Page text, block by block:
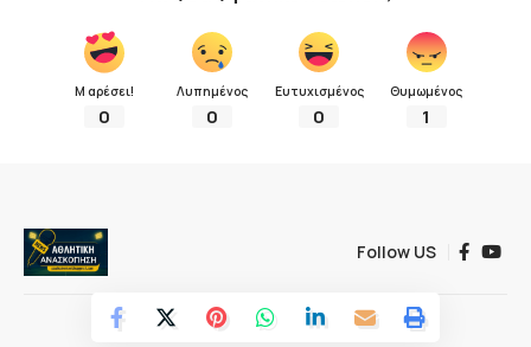
Μ αρέσει!
0
Λυπημένος
0
Ευτυχισμένος
0
Θυμωμένος
1
Follow US
© 2022 Αθλητική ανασκόπηση